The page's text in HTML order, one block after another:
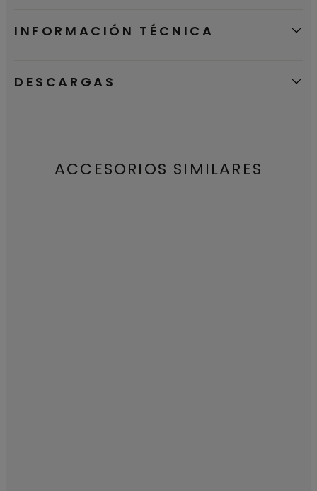
INFORMACIÓN TÉCNICA
DESCARGAS
ACCESORIOS SIMILARES